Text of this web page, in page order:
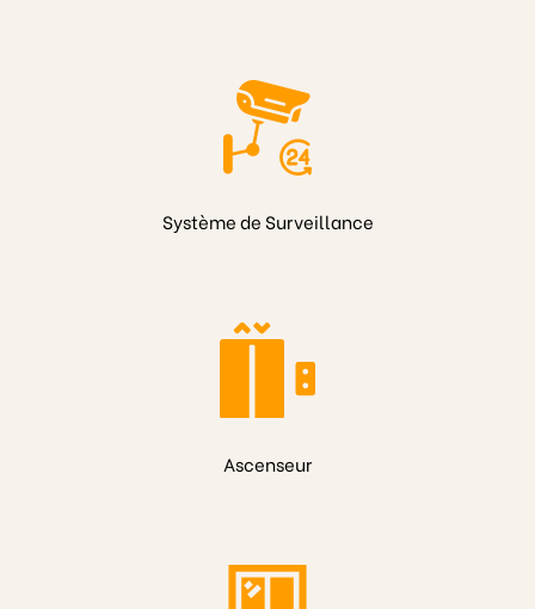
Système de Surveillance
Ascenseur